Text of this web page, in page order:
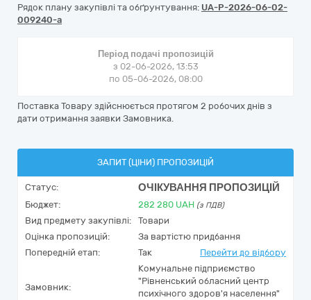
Рядок плану закупівлі та обґрунтування: UA-P-2026-06-02-
009240-a
Період подачі пропозицій
з 02-06-2026, 13:53
по 05-06-2026, 08:00
Поставка Товару здійснюється протягом 2 робочих днів з
дати отримання заявки Замовника.
ЗАПИТ (ЦІНИ) ПРОПОЗИЦІЙ
Статус: ОЧІКУВАННЯ ПРОПОЗИЦІЙ
Бюджет: 282 280 UAH (з ПДВ)
Вид предмету закупівлі:
Товари
Оцінка пропозицій:
За вартістю придбання
Попередній етап:
Так Перейти до відбору
Замовник:
Комунальне підприємство
"Рівненський обласний центр
психічного здоров'я населення"